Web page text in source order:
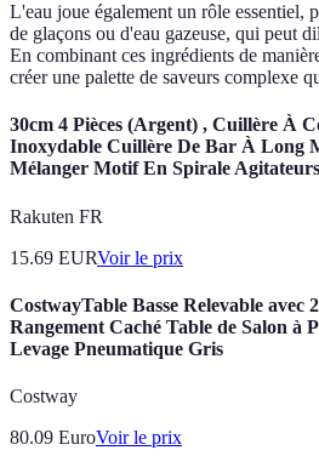
L'eau joue également un rôle essentiel,
de glaçons ou d'eau gazeuse, qui peut
En combinant ces ingrédients de
créer une palette de saveurs complexe
30cm 4 Pièces (Argent) , Cuillère À
Inoxydable Cuillère De Bar À Long
Mélanger Motif En Spirale
Rakuten FR
15.69 EURVoir le prix
CostwayTable Basse Relevable avec
Rangement Caché Table de Salon à
Levage Pneumatique Gris
Costway
80.09 EuroVoir le prix